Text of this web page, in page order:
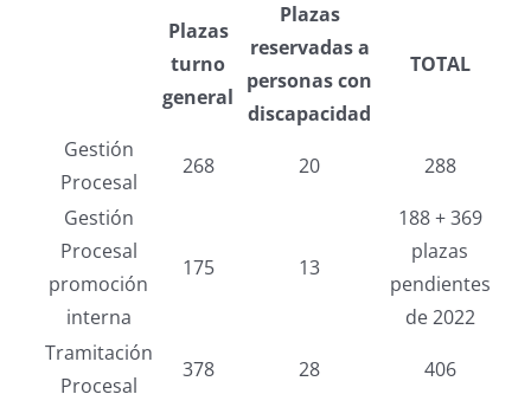
Plazas
turno
general
Plazas
reservadas a
personas con
discapacidad
TOTAL
Gestión
Procesal
268 20
288
Gestión
Procesal
promoción
interna
175 13
188 + 369
plazas
pendientes
de 2022
Tramitación
Procesal
378 28
406